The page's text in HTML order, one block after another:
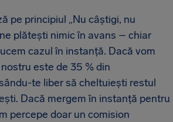
pe principiul „Nu câștigi, nu
plătești nimic în avans – chiar
cazul în instanță. Dacă vom
este de 35 % din
te liber să cheltuiești restul
Dacă mergem în instanță pentru
percepe doar un comision